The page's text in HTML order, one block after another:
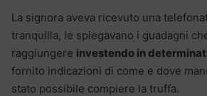
La signora aveva ricevuto una
tranquilla, le spiegavano i guadagni
raggiungere investendo in
fornito indicazioni di come e dove
stato possibile compiere la truffa.